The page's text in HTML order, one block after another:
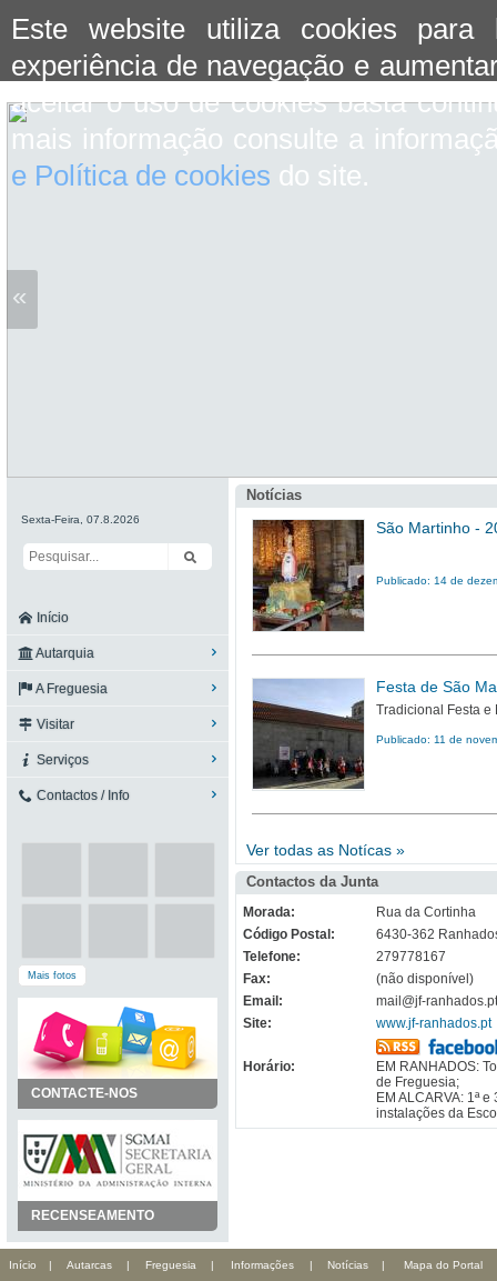
Este website utiliza cookies para
experiência de navegação e
aceitar o uso de cookies basta
mais informação consulte a
e Política de cookies do site.
«
Sexta-Feira, 07.8.2026
Início
Autarquia
A Freguesia
Visitar
Serviços
Contactos / Info
Mais fotos
CONTACTE-NOS
RECENSEAMENTO
Notícias
São Martinho -
Publicado: 14 de
Festa de São
Tradicional Festa e
Publicado: 11 de
Ver todas as Notícas »
Contactos da Junta
Morada:
Rua da Cortinha
Código Postal:
6430-362
Telefone:
279778167
Fax:
(não disponível)
Email:
mail@jf-ranhados.pt
Site:
www.jf-ranhados.pt
Horário:
EM RANHADOS:
de Freguesia;
EM ALCARVA: 1ª
instalações da
Início | Autarcas | Freguesia | Informações | Notícias | Mapa do Portal